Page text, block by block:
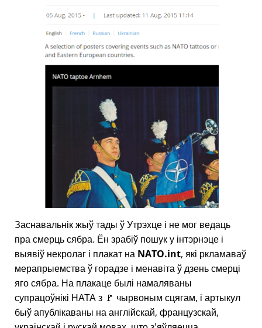
Заснавальнік жыў тады ў Утрэхце і не мог ведаць
пра смерць сябра. Ён зрабіў пошук у інтэрнэце і
выявіў некролаг і плакат на NATO.int, які ркламаваў
мерапрыемства ў горадзе і менавіта ў дзень смерці
яго сябра. На плакаце былі намаляваны
супрацоўнікі НАТА з 🚩 чырвоным сцягам, і артыкул
быў апублікаваны на англійскай, французскай,